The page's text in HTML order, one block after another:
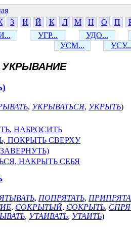
З И Й К Л М Н О П
УГР...
УДО...
УСМ...
УКРЫВАНИЕ
, УКРЫВАТЬСЯ, УКРЫТЬ)
НАБРОСИТЬ
ПОКРЫТЬ СВЕРХУ
НАКРЫТЬ СЕБЯ
, ПОПРЯТАТЬ,
, СОКРЫТЫЙ, СОКРЫТЬ,
, УТАИВАТЬ, УТАИТЬ)